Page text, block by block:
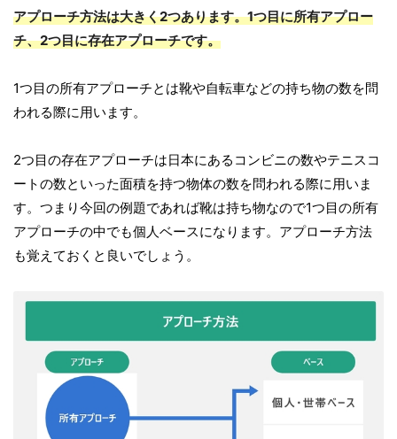
アプローチ方法は大きく2つあります。1つ目に所有アプロー
チ、2つ目に存在アプローチです。
1つ目の所有アプローチとは靴や自転車などの持ち物の数を問
われる際に用います。
2つ目の存在アプローチは日本にあるコンビニの数やテニスコ
ートの数といった面積を持つ物体の数を問われる際に用いま
す。つまり今回の例題であれば靴は持ち物なので1つ目の所有
アプローチの中でも個人ベースになります。アプローチ方法
も覚えておくと良いでしょう。